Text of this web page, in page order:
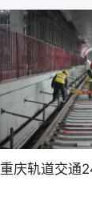
重庆轨道交通